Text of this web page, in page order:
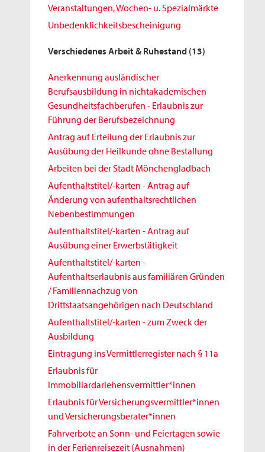
Veranstaltungen, Wochen- u. Spezialmärkte
Unbedenklichkeitsbescheinigung
Verschiedenes Arbeit & Ruhestand (13)
Anerkennung ausländischer
Berufsausbildung in nichtakademischen
Gesundheitsfachberufen - Erlaubnis zur
Führung der Berufsbezeichnung
Antrag auf Erteilung der Erlaubnis zur
Ausübung der Heilkunde ohne Bestallung
Arbeiten bei der Stadt Mönchengladbach
Aufenthaltstitel/-karten - Antrag auf
Änderung von aufenthaltsrechtlichen
Nebenbestimmungen
Aufenthaltstitel/-karten - Antrag auf
Ausübung einer Erwerbstätigkeit
Aufenthaltstitel/-karten -
Aufenthaltserlaubnis aus familiären Gründen
/ Familiennachzug von
Drittstaatsangehörigen nach Deutschland
Aufenthaltstitel/-karten - zum Zweck der
Ausbildung
Eintragung ins Vermittlerregister nach § 11a
Erlaubnis für
Immobiliardarlehensvermittler*innen
Erlaubnis für Versicherungsvermittler*innen
und Versicherungsberater*innen
Fahrverbote an Sonn- und Feiertagen sowie
in der Ferienreisezeit (Ausnahmen)